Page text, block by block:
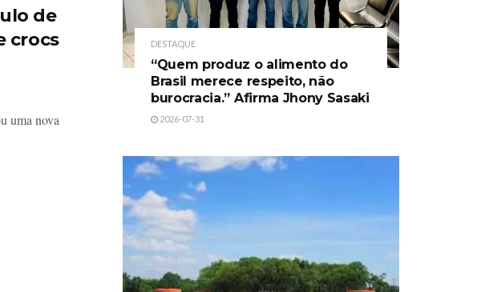
de
crocs
uma nova
DESTAQUE
“Quem produz o alimento do
Brasil merece respeito, não
burocracia.” Afirma Jhony Sasaki
2026-07-31